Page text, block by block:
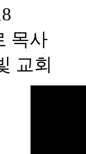
목사
교회